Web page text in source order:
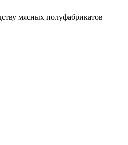
мясных полуфабрикатов